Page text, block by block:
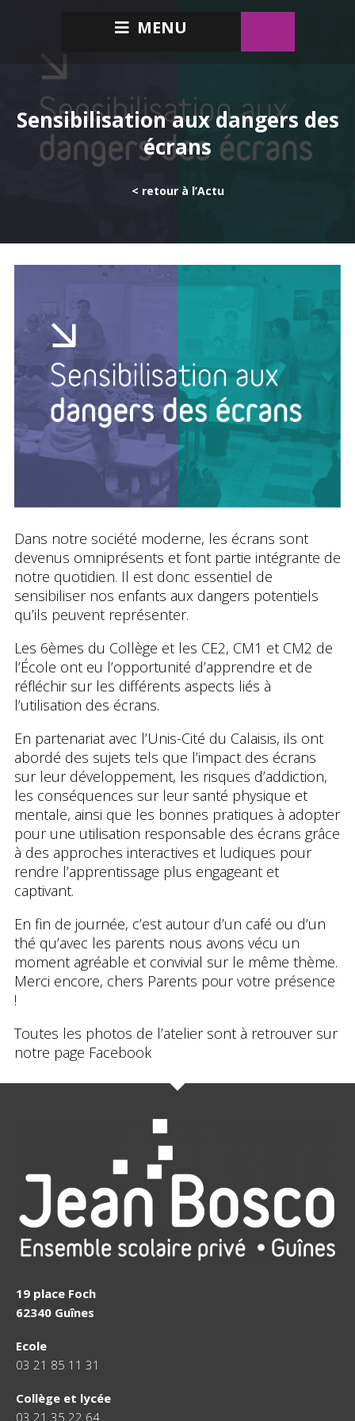
MENU
Sensibilisation aux dangers des
écrans
< retour à l’Actu
Dans notre société moderne, les écrans sont
devenus omniprésents et font partie intégrante de
notre quotidien. Il est donc essentiel de
sensibiliser nos enfants aux dangers potentiels
qu’ils peuvent représenter.
Les 6èmes du Collège et les CE2, CM1 et CM2 de
l’École ont eu l’opportunité d’apprendre et de
réfléchir sur les différents aspects liés à
l’utilisation des écrans.
En partenariat avec l’Unis-Cité du Calaisis, ils ont
abordé des sujets tels que l’impact des écrans
sur leur développement, les risques d’addiction,
les conséquences sur leur santé physique et
mentale, ainsi que les bonnes pratiques à adopter
pour une utilisation responsable des écrans grâce
à des approches interactives et ludiques pour
rendre l’apprentissage plus engageant et
captivant.
En fin de journée, c’est autour d’un café ou d’un
thé qu’avec les parents nous avons vécu un
moment agréable et convivial sur le même thème.
Merci encore, chers Parents pour votre présence
!
Toutes les photos de l’atelier sont à retrouver sur
notre page Facebook
19 place Foch
62340 Guînes
Ecole
03 21 85 11 31
Collège et lycée
03 21 35 22 64